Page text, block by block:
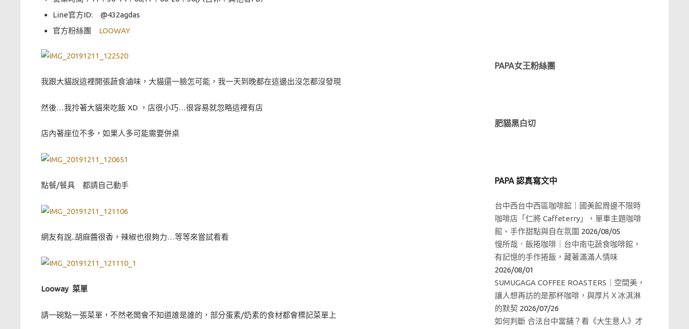
Line官方ID: @432agdas
官方粉絲團 LOOWAY
我跟大貓說這裡開張蔬食滷味，大貓還一臉怎可能，我一天到晚都在這邊出沒怎都沒發現
然後…我拎著大貓來吃飯 XD ，店很小巧…很容易就忽略這裡有店
店內著座位不多，如果人多可能需要併桌
點餐/餐具 都請自己動手
網友有說..胡麻醬很香，辣椒也很夠力…等等來嘗試看看
Looway 菜單
請一碗點一張菜單，不然老闆會不知道誰是誰的，部分蛋素/奶素的食材都會標記菜單上
PAPA女王粉絲團
肥貓黑白切
PAPA 認真寫文中
台中西台中西區咖啡館｜國美館周邊不限時
咖啡店「仁將 Caffeterry」，單車主題咖啡
館、手作甜點與自在氛圍 2026/08/05
慢所哉．飯捲咖啡｜台中南屯蔬食咖啡館，
有記憶的手作捲飯，藏著滿滿人情味
2026/08/01
SUMUGAGA COFFEE ROASTERS｜空間美，
讓人想再訪的是那杯咖啡，與厚片Ｘ冰淇淋
的默契 2026/07/26
如何判斷 合法台中當舖？看《大生意人》才